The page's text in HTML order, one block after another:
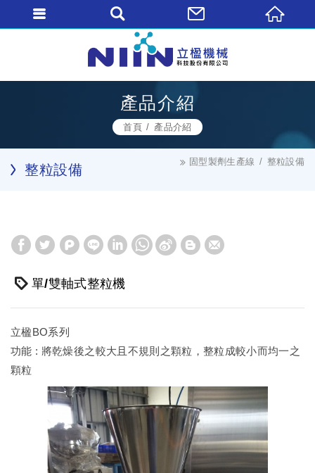
產品介紹
首頁 產品介紹
整粒設備
固型製劑生產線 整粒設備
單/雙軸式整粒機
立楹BO系列
功能 : 將乾燥後之較大且不規則之顆粒，整粒成較小而均一之
顆粒